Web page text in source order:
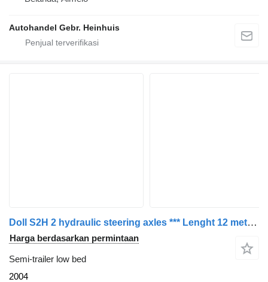
Autohandel Gebr. Heinhuis
Doll S2H 2 hydraulic steering axles *** Lenght 12 meter *** 4 meter e
Harga berdasarkan permintaan
Semi-trailer low bed
2004